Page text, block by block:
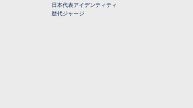
日本代表アイデンティティ
歴代ジャージ